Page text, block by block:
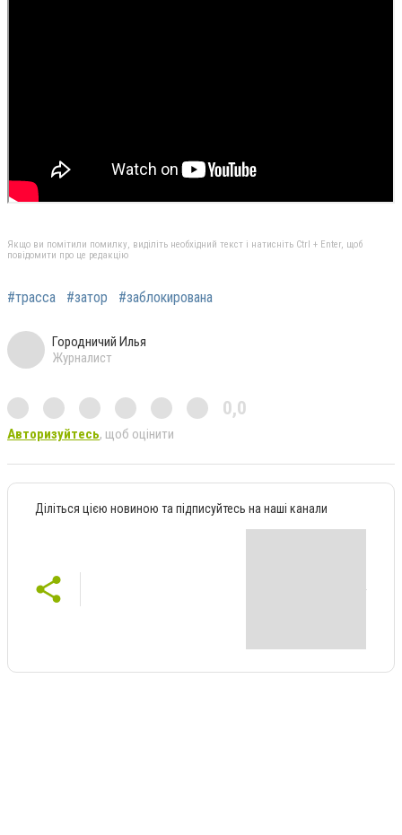
Якщо ви помітили помилку, виділіть необхідний текст і натисніть Ctrl + Enter, щоб
повідомити про це редакцію
#трасса #затор #заблокирована
Городничий Илья
Журналист
0,0
Авторизуйтесь, щоб оцінити
Діліться цією новиною та підписуйтесь на наші канали